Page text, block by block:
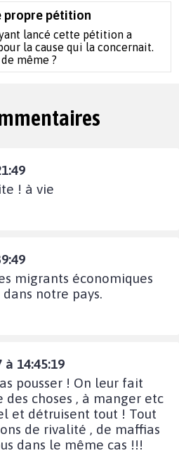
propre pétition
lancé cette pétition a
la cause qui la concernait.
même ?
! à vie
migrants économiques
notre pays.
14:45:19
pousser ! On leur fait
des choses , à manger etc
et détruisent tout ! Tout
de rivalité , de maffias
dans le même cas !!!